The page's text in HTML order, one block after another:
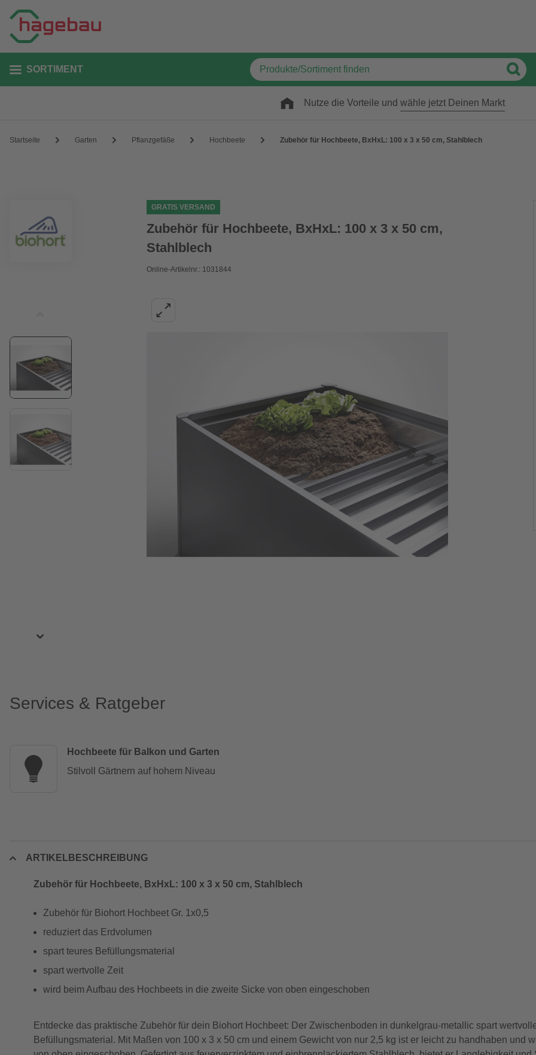
SORTIMENT
Nutze die Vorteile und wähle jetzt Deinen Markt
Startseite Garten Pflanzgefäße Hochbeete Zubehör für Hochbeete, BxHxL: 100 x 3 x 50 cm, Stahlblech
GRATIS VERSAND
Zubehör für Hochbeete, BxHxL: 100 x 3 x 50 cm,
Stahlblech
Online-Artikelnr.: 1031844
Services & Ratgeber
Hochbeete für Balkon und Garten
Stilvoll Gärtnern auf hohem Niveau
ARTIKELBESCHREIBUNG
Zubehör für Hochbeete, BxHxL: 100 x 3 x 50 cm, Stahlblech
Zubehör für Biohort Hochbeet Gr. 1x0,5
reduziert das Erdvolumen
spart teures Befüllungsmaterial
spart wertvolle Zeit
wird beim Aufbau des Hochbeets in die zweite Sicke von oben eingeschoben
Entdecke das praktische Zubehör für dein Biohort Hochbeet: Der Zwischenboden in dunkelgrau-metallic spart
Befüllungsmaterial. Mit Maßen von 100 x 3 x 50 cm und einem Gewicht von nur 2,5 kg ist er leicht zu handhaben und